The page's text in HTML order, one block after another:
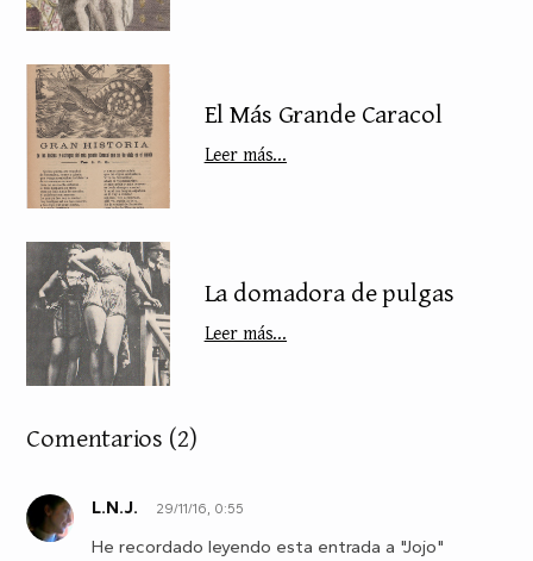
El Más Grande Caracol
Leer más...
La domadora de pulgas
Leer más...
Comentarios (2)
L L.N.J. 29/11/16, 0:55
He recordado leyendo esta entrada a "Jojo"